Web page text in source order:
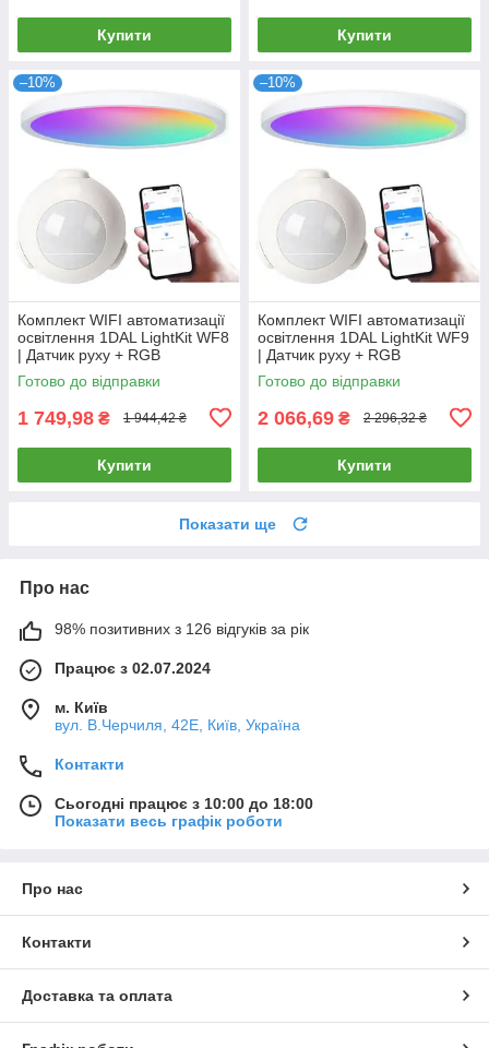
Купити Купити
–10%
Комплект WIFI автоматизації
освітлення 1DAL LightKit WF8
| Датчик руху + RGB
світильник 18 W | APP "Tuya"
Готово до відправки
1 749,98 ₴ 1 944,42 ₴
Купити
–10%
Комплект WIFI автоматизації
освітлення 1DAL LightKit WF9
| Датчик руху + RGB
світильник 24 W | APP "Tuya"
Готово до відправки
2 066,69 ₴ 2 296,32 ₴
Купити
Показати ще
Про нас
98% позитивних з 126 відгуків за рік
Працює з 02.07.2024
м. Київ
вул. В.Черчиля, 42Е, Київ, Україна
Контакти
Сьогодні працює з 10:00 до 18:00
Показати весь графік роботи
Про нас
Контакти
Доставка та оплата